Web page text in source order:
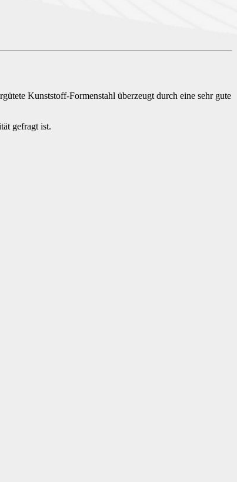
Kunststoff-Formenstahl überzeugt durch eine sehr gute
gefragt ist.